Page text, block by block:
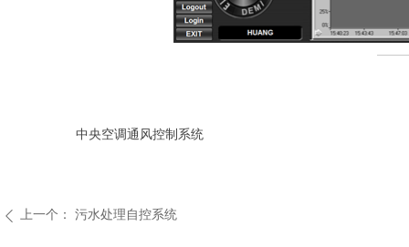
ꄴ 上一个： 污水处理自控系统
中央空调通风控制系统